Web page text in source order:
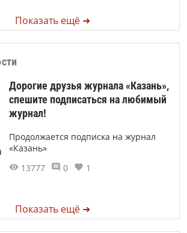
Показать ещё ➜
Дорогие друзья журнала «Казань»,
спешите подписаться на любимый
журнал!
Продолжается подписка на журнал
«Казань»
13777
0 1
Показать ещё ➜